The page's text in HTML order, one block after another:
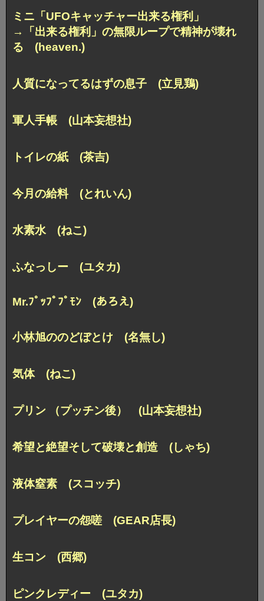
ミニ「UFOキャッチャー出来る権利」
→「出来る権利」の無限ループで精神が壊れ
る (heaven.)
人質になってるはずの息子 (立見鶏)
軍人手帳 (山本妄想社)
トイレの紙 (茶吉)
今月の給料 (とれいん)
水素水 (ねこ)
ふなっしー (ユタカ)
Mr.ﾌﾟｯﾌﾟﾌﾟﾓﾝ (あろえ)
小林旭ののどぼとけ (名無し)
気体 (ねこ)
プリン （プッチン後） (山本妄想社)
希望と絶望そして破壊と創造 (しゃち)
液体窒素 (スコッチ)
プレイヤーの怨嗟 (GEAR店長)
生コン (西郷)
ピンクレディー (ユタカ)